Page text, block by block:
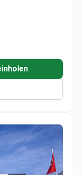
mit
detaillierte